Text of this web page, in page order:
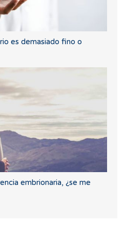
es demasiado fino o
embrionaria, ¿se me